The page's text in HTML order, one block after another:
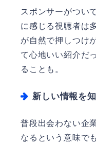
スポンサーがつい
に感じる視聴者は
が自然で押しつけ
て心地いい紹介だ
ることも。
新しい情報を
普段出会わない企
なるという意味で